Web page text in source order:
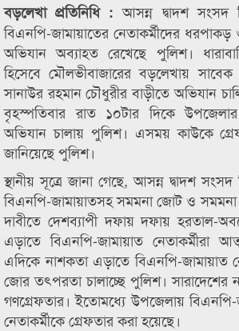
বড়লেখা প্রতিনিধি : আসন্ন দ্বাদশ সংসদ
বিএনপি-জামায়াতের নেতাকর্মীদের ধরপাকড়
অভিযান অব্যাহত রেখেছে পুলিশ।
হিসেবে মৌলভীবাজারের বড়লেখায় সাবেক
সানাউর রহমান চৌধুরীর বাড়ীতে অভিযান
বৃহস্পতিবার রাত ১০টার দিকে
অভিযান চালায় পুলিশ। এসময় কাউকে
জানিয়েছে পুলিশ।
স্থানীয় সূত্রে জানা গেছে, আসন্ন দ্বাদশ
বিএনপি-জামায়াতসহ সমমনা জোট ও সমমনা
দাবীতে দেশব্যাপী দফায় দফায় হরতাল-
এড়াতে বিএনপি-জামায়াত নেতাকর্মীরা
এদিকে নাশকতা এড়াতে বিএনপি-জামায়াত
জোর তৎপরতা চালাচ্ছে পুলিশ। সারাদেশের
গণগ্রেফতার। ইতোমধ্যে উপজেলায়
নেতাকর্মীকে গ্রেফতার করা হয়েছে।